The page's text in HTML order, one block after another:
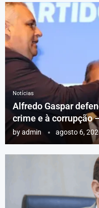
Notícias
Alfredo Gaspar
crime e à corrupção
byadmin agosto 6,